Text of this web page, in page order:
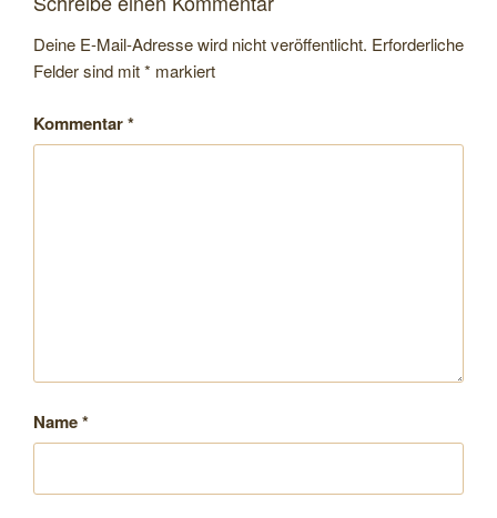
Deine E-Mail-Adresse wird nicht veröffentlicht. Erforderliche
Felder sind mit* markiert
Kommentar*
Name*